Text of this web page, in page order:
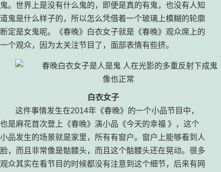
鬼。世界上是没有什么鬼的，即便是真的有鬼，也没有人知
道鬼是什么样子的，所以怎么凭借着一个玻璃上模糊的轮廓
断定是女鬼呢。《春晚》白衣女子就是《春晚》观众席上的
一个观众，因为太关注节目了，面部表情有些挤。
白衣女子
这件事情发生在2014年《春晚》的一个小品节目中，
也是麻花首次登上《春晚》演小品《今天的幸福 》，这个
小品发生的场景就是家里，所有有窗户。窗户上能够看到人
脸，而且非常像是骷髅头，而且这个骷髅头还在晃动。很多
观众其实在看节目的时候都没有注意到这个细节，后来有网